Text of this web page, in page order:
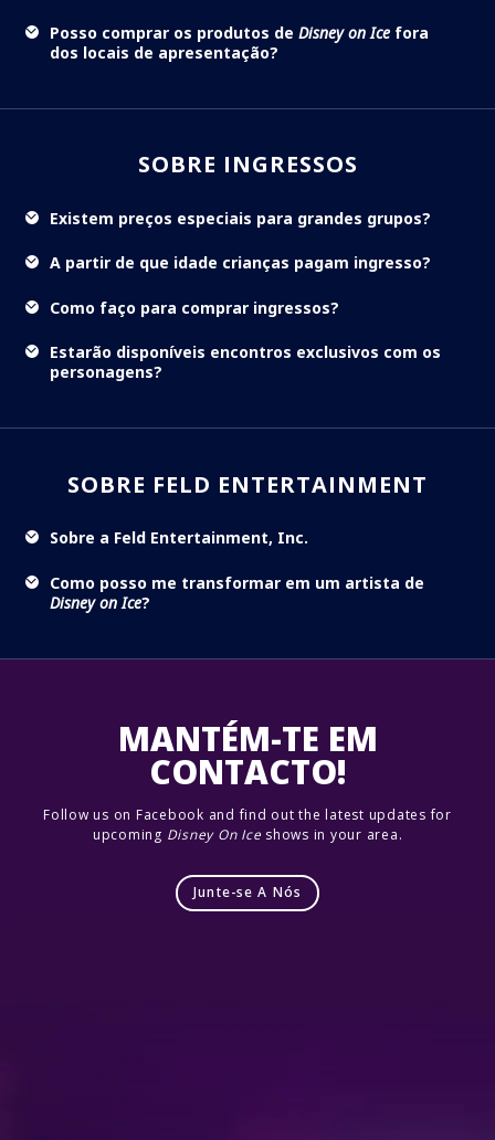
Posso comprar os produtos de Disney on Ice fora
dos locais de apresentação?
SOBRE INGRESSOS
Existem preços especiais para grandes grupos?
A partir de que idade crianças pagam ingresso?
Como faço para comprar ingressos?
Estarão disponíveis encontros exclusivos com os
personagens?
SOBRE FELD ENTERTAINMENT
Sobre a Feld Entertainment, Inc.
Como posso me transformar em um artista de
Disney on Ice?
MANTÉM-TE EM
CONTACTO!
Follow us on Facebook and find out the latest updates for
upcoming Disney On Iceshows in your area.
Junte-se A Nós